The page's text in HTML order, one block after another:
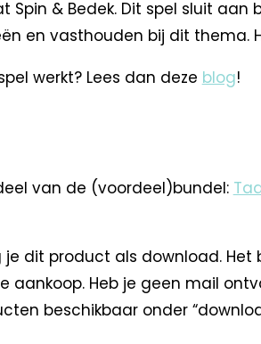
Spin & Bedek. Dit spel sluit
en vasthouden bij dit thema.
werkt? Lees dan deze blog!
van de (voordeel)bundel:
dit product als download. Het
aankoop. Heb je geen mail
beschikbaar onder